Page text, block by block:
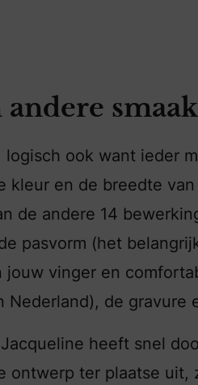
of kies jullie
logisch ook want ieder
kleur en de breedte
de andere 14
pasvorm (het
jouw vinger en
Nederland), de gravure
heeft snel
ontwerp ter plaatse